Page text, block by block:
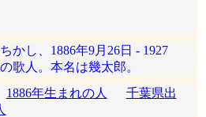
かし、1886年9月26日 - 1927
歌人。本名は幾太郎。
1886年生まれの人
千葉県出